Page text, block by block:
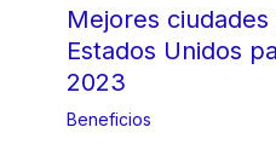
Mejores
Estados Unidos
2023
Beneficios